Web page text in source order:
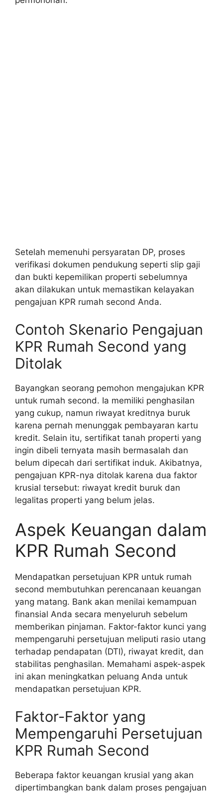
Setelah memenuhi persyaratan DP, proses
verifikasi dokumen pendukung seperti slip gaji
dan bukti kepemilikan properti sebelumnya
akan dilakukan untuk memastikan kelayakan
pengajuan KPR rumah second Anda.
Contoh Skenario Pengajuan
KPR Rumah Second yang
Ditolak
Bayangkan seorang pemohon mengajukan KPR
untuk rumah second. Ia memiliki penghasilan
yang cukup, namun riwayat kreditnya buruk
karena pernah menunggak pembayaran kartu
kredit. Selain itu, sertifikat tanah properti yang
ingin dibeli ternyata masih bermasalah dan
belum dipecah dari sertifikat induk. Akibatnya,
pengajuan KPR-nya ditolak karena dua faktor
krusial tersebut: riwayat kredit buruk dan
legalitas properti yang belum jelas.
Aspek Keuangan dalam
KPR Rumah Second
Mendapatkan persetujuan KPR untuk rumah
second membutuhkan perencanaan keuangan
yang matang. Bank akan menilai kemampuan
finansial Anda secara menyeluruh sebelum
memberikan pinjaman. Faktor-faktor kunci yang
mempengaruhi persetujuan meliputi rasio utang
terhadap pendapatan (DTI), riwayat kredit, dan
stabilitas penghasilan. Memahami aspek-aspek
ini akan meningkatkan peluang Anda untuk
mendapatkan persetujuan KPR.
Faktor-Faktor yang
Mempengaruhi Persetujuan
KPR Rumah Second
Beberapa faktor keuangan krusial yang akan
dipertimbangkan bank dalam proses pengajuan